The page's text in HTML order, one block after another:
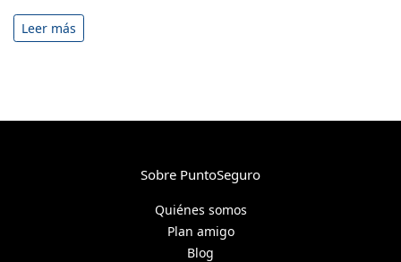
Leer más
Sobre PuntoSeguro
Quiénes somos
Plan amigo
Blog